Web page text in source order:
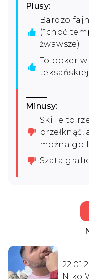
Plusy:
Bardzo
(*choć
żwawsze)
To poker
Minusy:
Skille to
przełknąć,
można go
Szata
Niko